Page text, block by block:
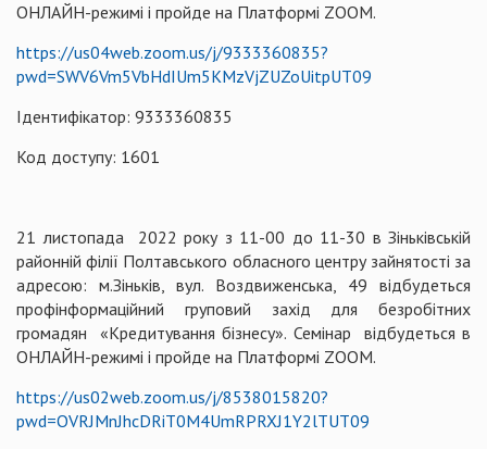
ОНЛАЙН-режимі і пройде на Платформі ZOOM.
https://us04web.zoom.us/j/9333360835?
pwd=SWV6Vm5VbHdIUm5KMzVjZUZoUitpUT09
Ідентифікатор: 9333360835
Код доступу: 1601
21 листопада 2022 року з 11-00 до 11-30 в Зіньківській
районній філії Полтавського обласного центру зайнятості за
адресою: м.Зіньків, вул. Воздвиженська, 49 відбудеться
профінформаційний груповий захід для безробітних
громадян «Кредитування бізнесу». Семінар відбудеться в
ОНЛАЙН-режимі і пройде на Платформі ZOOM.
https://us02web.zoom.us/j/8538015820?
pwd=OVRJMnJhcDRiT0M4UmRPRXJ1Y2lTUT09